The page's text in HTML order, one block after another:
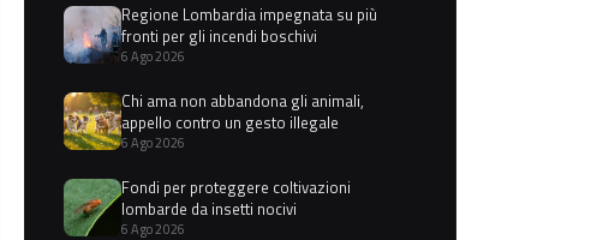
Regione Lombardia impegnata su più
fronti per gli incendi boschivi
6 Ago 2026
Chi ama non abbandona gli animali,
appello contro un gesto illegale
6 Ago 2026
Fondi per proteggere coltivazioni
lombarde da insetti nocivi
6 Ago 2026